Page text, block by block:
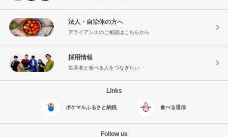
法人・自治体の方へ
アライアンスのご相談はこちらから
採用情報
生産者と食べる人をつなぎたい
Links
ポケマルふるさと納税 食べる通信
Follow us